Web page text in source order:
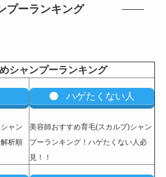
プーランキング
シャンプーランキング
ャン
析順
ハゲたくない人
美容師おすすめ育毛(スカルプ)シャン
プーランキング！ハゲたくない人必
見！！